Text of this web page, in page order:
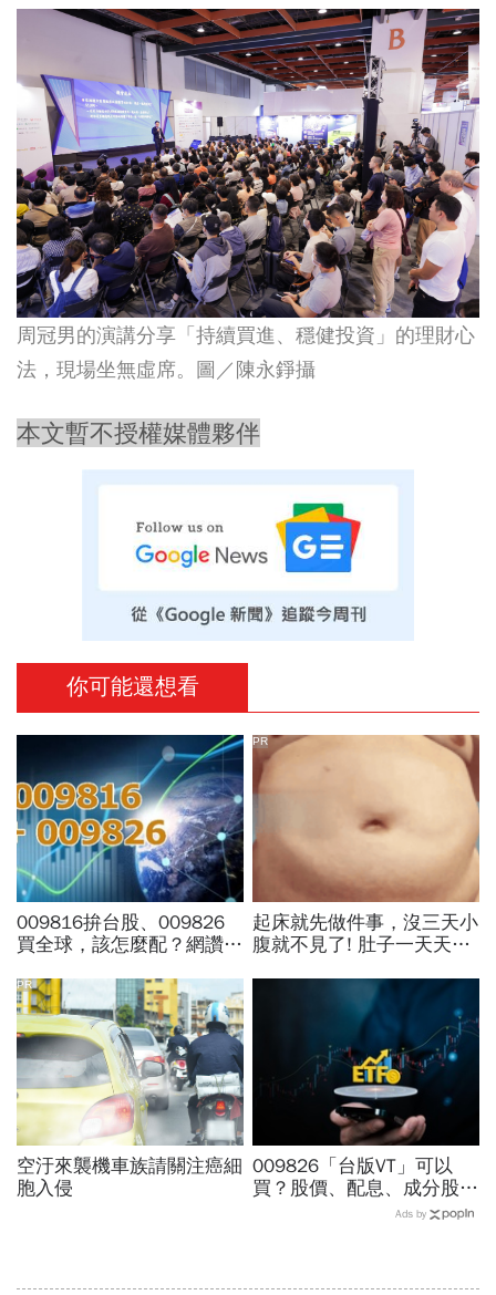
周冠男的演講分享「持續買進、穩健投資」的理財心
法，現場坐無虛席。圖／陳永錚攝
本文暫不授權媒體夥伴
你可能還想看
009816拚台股、009826
買全球，該怎麼配？網讚
海老牛說，這種人不適合
買？
起床就先做件事，沒三天小
腹就不見了! 肚子一天天變
PR
空汙來襲機車族請關注癌細
胞入侵
PR
009826「台版VT」可以
買？股價、配息、成分股…
和全球VT哪不同，為何連
Ads by